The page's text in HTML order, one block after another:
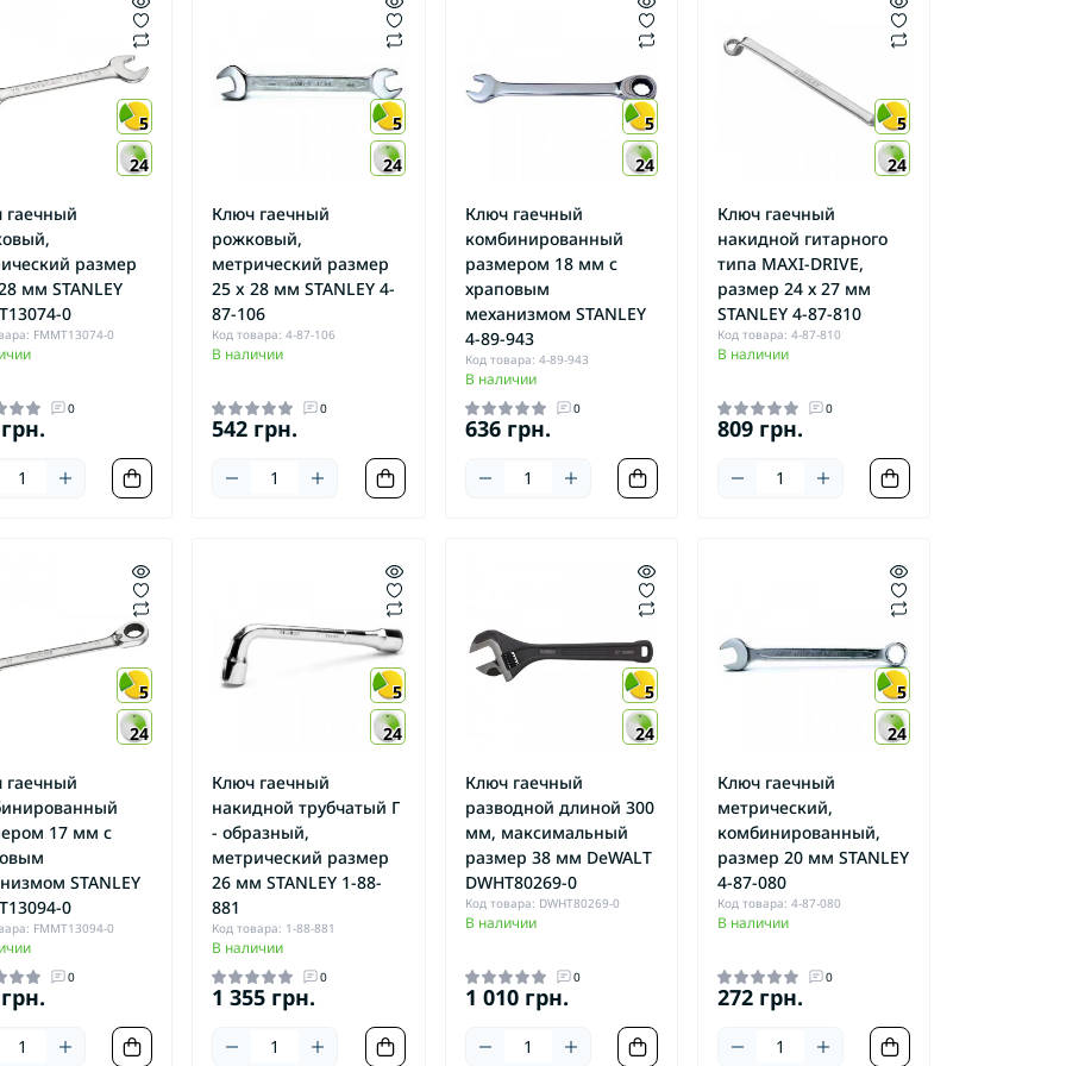
5
24
гаечный
размер
мм STANLEY
0
FMMT13074-0
0
5
24
Ключ гаечный
рожковый,
метрический размер
25 x 28 мм STANLEY 4-
87-106
Код товара: 4-87-106
В наличии
0
542 грн.
5
24
Ключ гаечный
комбинированный
размером 18 мм с
храповым
механизмом STANLEY
4-89-943
Код товара: 4-89-943
В наличии
0
636 грн.
5
24
Ключ гаечный
накидной гитарного
типа MAXI-DRIVE,
размер 24 х 27 мм
STANLEY 4-87-810
Код товара: 4-87-810
В наличии
0
809 грн.
5
24
гаечный
17 мм с
STANLEY
0
FMMT13094-0
0
5
24
Ключ гаечный
накидной трубчатый Г
- образный,
метрический размер
26 мм STANLEY 1-88-
881
Код товара: 1-88-881
В наличии
0
1 355 грн.
5
24
Ключ гаечный
разводной длиной 300
мм, максимальный
размер 38 мм DeWALT
DWHT80269-0
Код товара: DWHT80269-0
В наличии
0
1 010 грн.
5
24
Ключ гаечный
метрический,
комбинированный,
размер 20 мм STANLEY
4-87-080
Код товара: 4-87-080
В наличии
0
272 грн.